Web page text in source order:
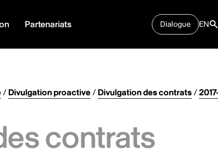
Partenariats Dialogue EN
/ Divulgation proactive/ Divulgation des contrats/
contrats